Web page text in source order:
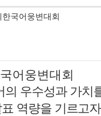
국어웅변대회
어웅변대회
의 우수성과 가치
역량을 기르고